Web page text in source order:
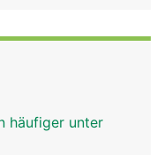
häufiger unter